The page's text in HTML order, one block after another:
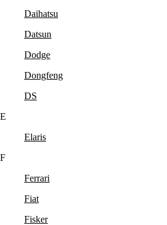
Daihatsu
Datsun
Dodge
Dongfeng
DS
E
Elaris
F
Ferrari
Fiat
Fisker